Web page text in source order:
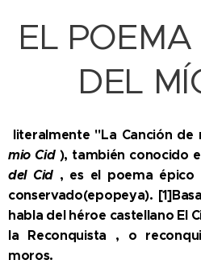
EL
DEL
literalmente "La Canción de
mio Cid), también conocido
del Cid, es el poema épico
conservado(epopeya).
habla del héroe castellano El
la Reconquista , o
moros.